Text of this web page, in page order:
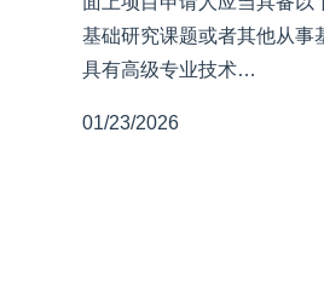
基础研究课题或者其他从事
具有高级专业技术…
01/23/2026